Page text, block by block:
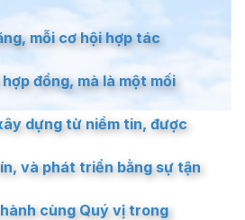
mỗi cơ hội hợp tác
đồng, mà là một mối
dựng từ niềm tin, được
và phát triển bằng sự tận
cùng Quý vị trong